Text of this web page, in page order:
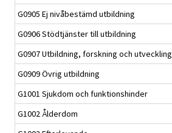
G0905 Ej nivåbestämd utbildning
G0906 Stödtjänster till utbildning
G0907 Utbildning, forskning och utveckling
G0909 Övrig utbildning
G1001 Sjukdom och funktionshinder
G1002 Ålderdom